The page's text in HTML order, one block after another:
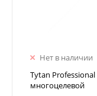
Нет в наличии
Tytan
многоцелевой